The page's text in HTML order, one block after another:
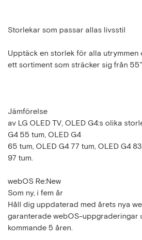
Storlekar som passar allas livsstil
Upptäck en storlek för alla utrymmen
ett sortiment som sträcker sig från
Jämförelse
av LG OLED TV, OLED G4:s olika
G4 55 tum, OLED G4
65 tum, OLED G4 77 tum, OLED G4
97 tum.
webOS Re:New
Som ny, i fem år
Håll dig uppdaterad med årets nya
garanterade webOS-uppgraderingar
kommande 5 åren.